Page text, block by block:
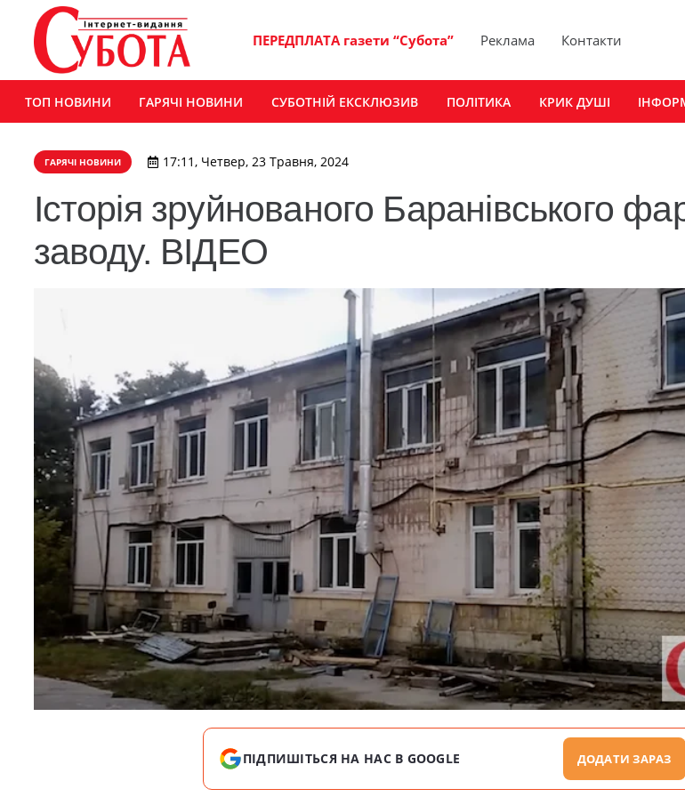
ПЕРЕДПЛАТА газети “Субота” Реклама Контакти
ТОП НОВИНИ ГАРЯЧІ НОВИНИ СУБОТНІЙ ЕКСКЛЮЗИВ ПОЛІТИКА КРИК ДУШІ
ГАРЯЧІ НОВИНИ 17:11, Четвер, 23 Травня, 2024
Історія зруйнованого Баранівського
заводу. ВІДЕО
ПІДПИШІТЬСЯ НА НАС В GOOGLE ДОДАТИ ЗАРАЗ